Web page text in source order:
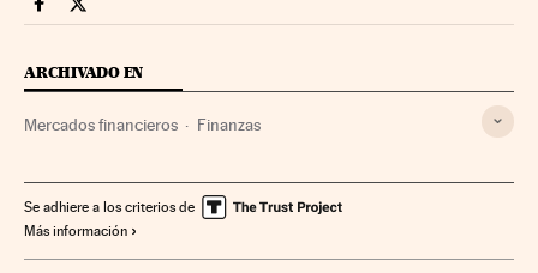
Mercados Financieros Cinco Días en Facebook
Mercados Financieros Cinco Días en Twitter
ARCHIVADO EN
Mercados financieros Finanzas
Se adhiere a los criterios de
Más información